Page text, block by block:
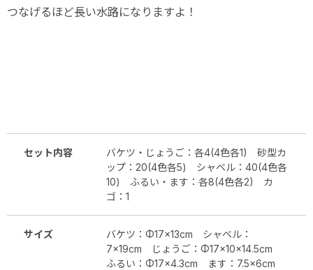
つなげるほど長い水路になりますよ！
セット内容
バケツ・じょうご：各4(4色各1) 砂型カ
ップ：20(4色各5) シャベル：40(4色各
10) ふるい・ます：各8(4色各2) カ
ゴ：1
サイズ
バケツ：Φ17×13cm シャベル：
7×19cm じょうご：Φ17×10×14.5cm
ふるい：Φ17×4.3cm ます：7.5×6cm